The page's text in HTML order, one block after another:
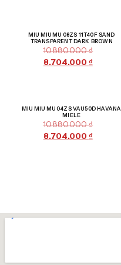
MIU MIU MU 08ZS 11T40F SAND
TRANSPARENT DARK BROWN
10.880.000₫
8.704.000 ₫
MIU MIU MU 04ZS VAU50D HAVANA
MIELE
10.880.000₫
8.704.000 ₫